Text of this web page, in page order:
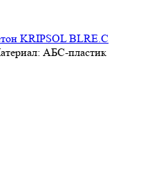
KRIPSOL BLRE.C
АБС-пластик